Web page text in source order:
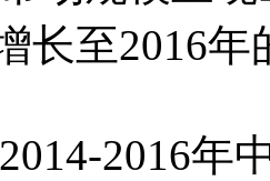
长至2016年
2016年